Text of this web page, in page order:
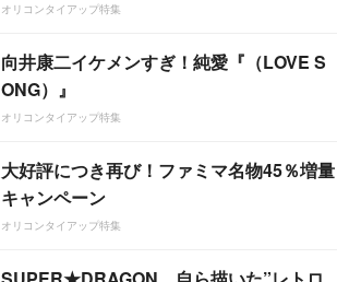
オリコンタイアップ特集
向井康二イケメンすぎ！純愛『（LOVE S
ONG）』
オリコンタイアップ特集
大好評につき再び！ファミマ名物45％増量
キャンペーン
オリコンタイアップ特集